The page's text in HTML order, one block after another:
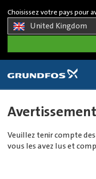
Choisissez votre pays pour
United Kingdom
Veuillez tenir compte
vous les avez lus et